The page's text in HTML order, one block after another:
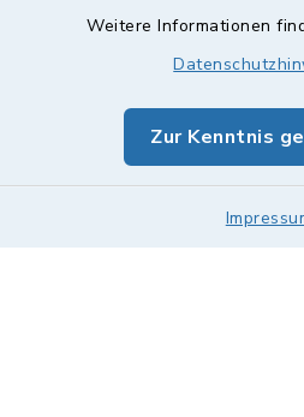
Weitere Informationen
Zur Kenntnis